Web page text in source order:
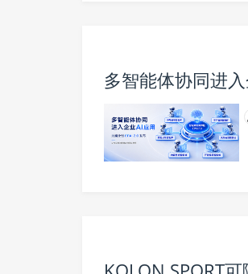
多智能体协同进